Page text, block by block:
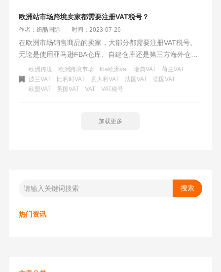
欧洲站市场跨境卖家都需要注册VAT税号？
作者：纽酷国际 时间：2023-07-26
在欧洲市场销售商品的卖家，大部分都需要注册VAT税号。
无论是使用亚马逊FBA仓库、自建仓库还是第三方海外仓储
存库存的卖家，注册VAT税号都是必不可少的。此外，如果
你在欧洲市场一次发货超过各国的销售起征点，或者作为进
口商进口货物到欧盟，也需要注册VAT税号。注册VAT税号是
欧洲站市场运营的门槛，只有完成注册，才能在平台上合规
的，每个国家都有不同的申报周期和注意事项。合规运营欧
欧洲跨境 欧洲跨境市场 fba欧洲vat 瑞典VAT
荷兰VAT
波兰VAT
比利时VAT 意大利VAT 法国VAT
德国VAT
欧盟VAT
英国VAT VAT VAT税号
加载更多
热门资讯